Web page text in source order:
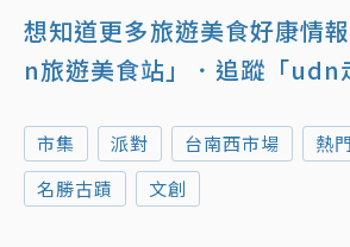
想知道更多旅遊美食好康情
n旅遊美食站」
．追蹤「udn
市集 派對 台南西市場
熱
名勝古蹟
文創